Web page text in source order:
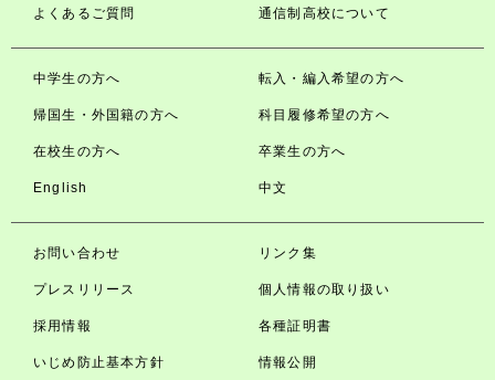
よくあるご質問 通信制高校について
中学生の方へ 転入・編入希望の方へ
帰国生・外国籍の方へ 科目履修希望の方へ
在校生の方へ 卒業生の方へ
English 中文
お問い合わせ リンク集
プレスリリース 個人情報の取り扱い
採用情報 各種証明書
いじめ防止基本方針 情報公開